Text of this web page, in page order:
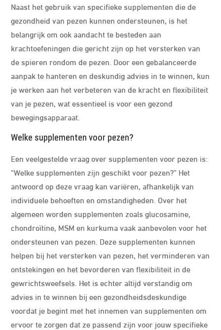
Naast het gebruik van specifieke supplementen die de
gezondheid van pezen kunnen ondersteunen, is het
belangrijk om ook aandacht te besteden aan
krachtoefeningen die gericht zijn op het versterken van
de spieren rondom de pezen. Door een gebalanceerde
aanpak te hanteren en deskundig advies in te winnen, kun
je werken aan het verbeteren van de kracht en flexibiliteit
van je pezen, wat essentieel is voor een gezond
bewegingsapparaat.
Welke supplementen voor pezen?
Een veelgestelde vraag over supplementen voor pezen is:
“Welke supplementen zijn geschikt voor pezen?” Het
antwoord op deze vraag kan variëren, afhankelijk van
individuele behoeften en omstandigheden. Over het
algemeen worden supplementen zoals glucosamine,
chondroïtine, MSM en kurkuma vaak aanbevolen voor het
ondersteunen van pezen. Deze supplementen kunnen
helpen bij het versterken van pezen, het verminderen van
ontstekingen en het bevorderen van flexibiliteit in de
gewrichtsweefsels. Het is echter altijd verstandig om
advies in te winnen bij een gezondheidsdeskundige
voordat je begint met het innemen van supplementen om
ervoor te zorgen dat ze passend zijn voor jouw specifieke